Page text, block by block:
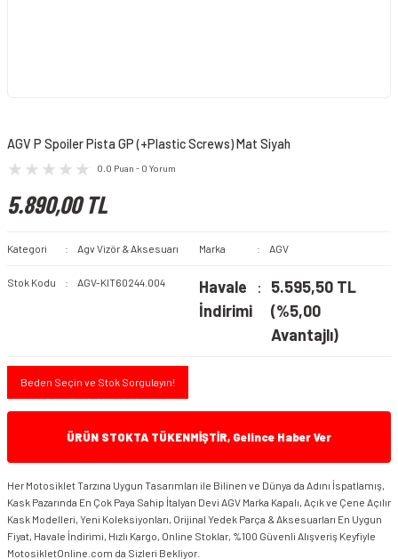
AGV P Spoiler Pista GP (+Plastic Screws) Mat Siyah
0.0 Puan - 0 Yorum
5.890,00 TL
Kategori Agv Vizör & Aksesuarı Marka AGV
Stok Kodu AGV-KIT60244.004
Havale
İndirimi
5.595,50 TL
(%5,00
Avantajlı)
Beden Seçin ve Stok Sorgulayın!
ÜRÜN STOKTA TÜKENMİŞTİR, Gelince Haber Ver
Her Motosiklet Tarzına Uygun Tasarımları ile Bilinen ve Dünya da Adını İspatlamış,
Kask Pazarında En Çok Paya Sahip İtalyan Devi AGV Marka Kapalı, Açık ve Çene Açılır
Kask Modelleri, Yeni Koleksiyonları, Orijinal Yedek Parça & Aksesuarları En Uygun
Fiyat, Havale İndirimi, Hızlı Kargo, Online Stoklar, %100 Güvenli Alışveriş Keyfiyle
MotosikletOnline.com da Sizleri Bekliyor.